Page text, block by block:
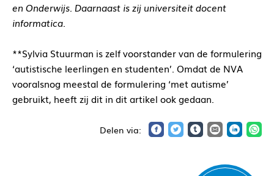
en Onderwijs. Daarnaast is zij universiteit docent
informatica.
**Sylvia Stuurman is zelf voorstander van de formulering
‘autistische leerlingen en studenten’. Omdat de NVA
vooralsnog meestal de formulering ‘met autisme’
gebruikt, heeft zij dit in dit artikel ook gedaan.